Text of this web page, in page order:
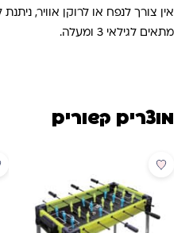
אין צורך לנפח או לרוקן אוויר,
מתאים לגילאי 3 ומעלה.
מוצרים קשורים
מבצע